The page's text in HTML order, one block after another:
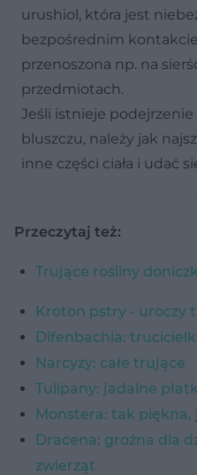
urushiol, która jest
bezpośrednim
przenoszona np. na
przedmiotach.
Jeśli istnieje
bluszczu, należy jak
inne części ciała i udać
Przeczytaj też:
Trujące rośliny
Kroton pstry - uroczy
Difenbachia:
Narcyzy: całe trujące
Tulipany: jadalne
Monstera: tak piękna,
Dracena: groźna dla
zwierząt